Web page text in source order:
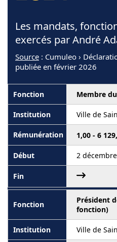
Les mandats,
exercés par André
Source : Cumuleo ›
publiée en février 2026
Membre
Ville de
1,00 - 6
2
Président
fonction)
Ville de